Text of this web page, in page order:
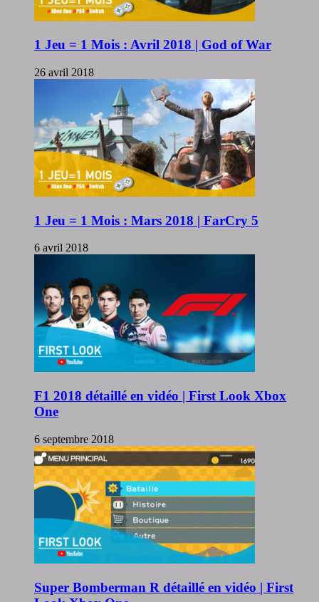
1 Jeu = 1 Mois : Avril 2018 | God of War
26 avril 2018
1 Jeu = 1 Mois : Mars 2018 | FarCry 5
6 avril 2018
F1 2018 détaillé en vidéo | First Look Xbox
One
6 septembre 2018
Super Bomberman R détaillé en vidéo | First